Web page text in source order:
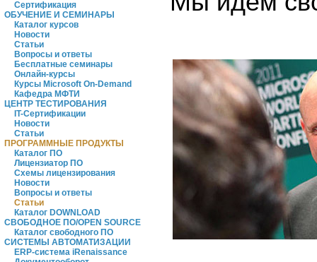
Сертификация
ОБУЧЕНИЕ И СЕМИНАРЫ
Каталог курсов
Новости
Статьи
Вопросы и ответы
Бесплатные семинары
Онлайн-курсы
Курсы Microsoft On-Demand
Кафедра МФТИ
ЦЕНТР ТЕСТИРОВАНИЯ
IT-Сертификации
Новости
Статьи
ПРОГРАММНЫЕ ПРОДУКТЫ
Каталог ПО
Лицензиатор ПО
Схемы лицензирования
Новости
Вопросы и ответы
Статьи
Каталог DOWNLOAD
СВОБОДНОЕ ПО/OPEN SOURCE
Каталог свободного ПО
СИСТЕМЫ АВТОМАТИЗАЦИИ
ERP-система iRenaissance